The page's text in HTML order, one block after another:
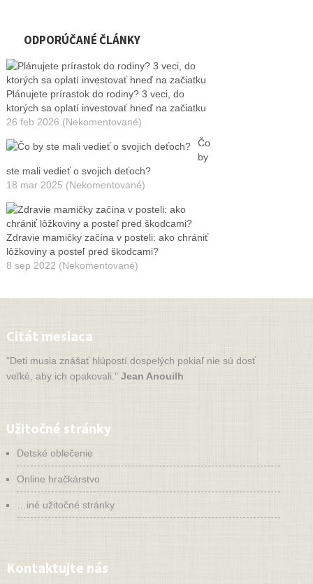
ODPORÚČANÉ ČLÁNKY
Plánujete prírastok do rodiny? 3 veci, do
ktorých sa oplatí investovať hneď na začiatku
26 feb 2026 (Nekomentované)
Čo
by
ste mali vedieť o svojich deťoch?
18 mar 2025 (Nekomentované)
Zdravie mamičky začína v posteli: ako chrániť
lôžkoviny a posteľ pred škodcami?
8 sep 2022 (Nekomentované)
Citát mesiaca
"Deti musia znášať hlúpostí dospelých pokiaľ nie sú dosť
veľké, aby ich opakovali." Jean Anouilh
Užitočné stránky
Detské oblečenie
Online hračkárstvo
…iné užitočné stránky
Kontaktujte nás